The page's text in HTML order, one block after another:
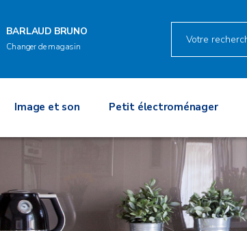
BARLAUD BRUNO
Changer de magasin
Image et son Petit électroménager